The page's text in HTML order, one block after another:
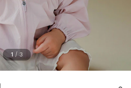
1 / 3